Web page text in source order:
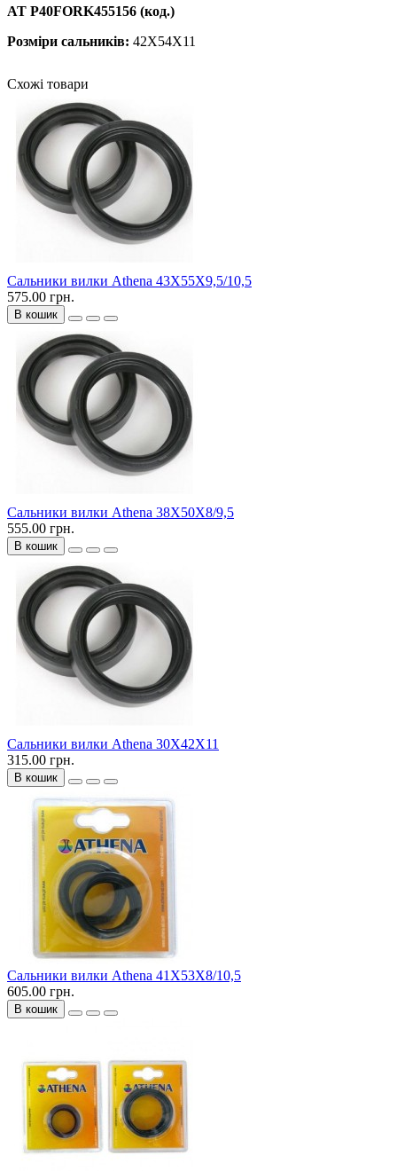
AT P40FORK455156 (код.)
Розміри сальників: 42X54X11
Схожі товари
Сальники вилки Athena 43X55X9,5/10,5
575.00 грн.
В кошик
Сальники вилки Athena 38X50X8/9,5
555.00 грн.
В кошик
Сальники вилки Athena 30X42X11
315.00 грн.
В кошик
Сальники вилки Athena 41X53X8/10,5
605.00 грн.
В кошик